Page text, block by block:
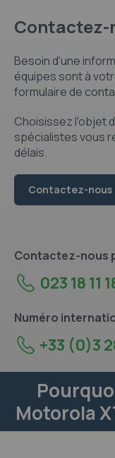
Contactez-
Besoin d'une
équipes sont à
formulaire de
Choisissez l'objet
spécialistes vous
délais.
Contactez-nous
Contactez-nous
023 18 11
Numéro
+33 (0)3
Motorola